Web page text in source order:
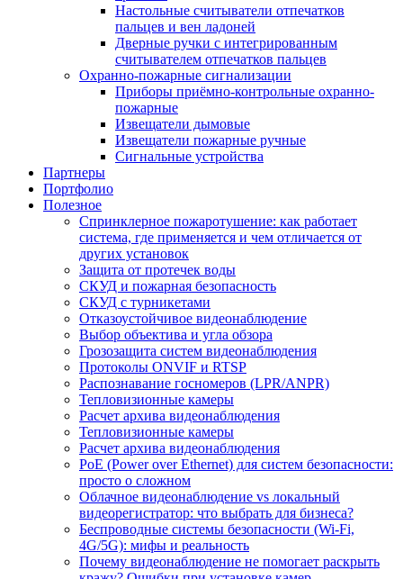
Настольные считыватели отпечатков
пальцев и вен ладоней
Дверные ручки с интегрированным
считывателем отпечатков пальцев
Охранно-пожарные сигнализации
Приборы приёмно-контрольные охранно-
пожарные
Извещатели дымовые
Извещатели пожарные ручные
Сигнальные устройства
Партнеры
Портфолио
Полезное
Спринклерное пожаротушение: как работает
система, где применяется и чем отличается от
других установок
Защита от протечек воды
СКУД и пожарная безопасность
СКУД с турникетами
Отказоустойчивое видеонаблюдение
Выбор объектива и угла обзора
Грозозащита систем видеонаблюдения
Протоколы ONVIF и RTSP
Распознавание госномеров (LPR/ANPR)
Тепловизионные камеры
Расчет архива видеонаблюдения
Тепловизионные камеры
Расчет архива видеонаблюдения
PoE (Power over Ethernet) для систем безопасности:
просто о сложном
Облачное видеонаблюдение vs локальный
видеорегистратор: что выбрать для бизнеса?
Беспроводные системы безопасности (Wi-Fi,
4G/5G): мифы и реальность
Почему видеонаблюдение не помогает раскрыть